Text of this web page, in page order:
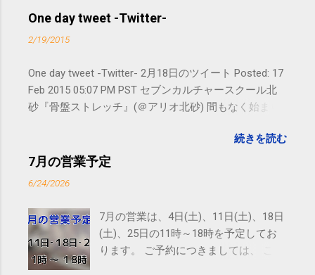
One day tweet -Twitter-
2/19/2015
One day tweet -Twitter- 2月18日のツイート Posted: 17
Feb 2015 05:07 PM PST セブンカルチャースクール北
砂『骨盤ストレッチ』(＠アリオ北砂) 間もなく始まり
subscribed to email updates from サクマフィジカルコ
ンディショニング(@SPCstyle) - Twilog To stop
Email delivery powered by Google Google Inc., 1600
Amphitheatre Parkway, Mountain View, CA 94043,
United States
続きを読む
7月の営業予定
6/24/2026
7月の営業は、4日(土)、11日(土)、18日
(土)、25日の11時～18時を予定してお
ります。 ご予約につきましては、 こち